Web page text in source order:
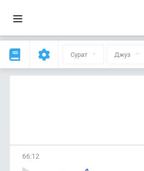
Сурат Джуз
66:12